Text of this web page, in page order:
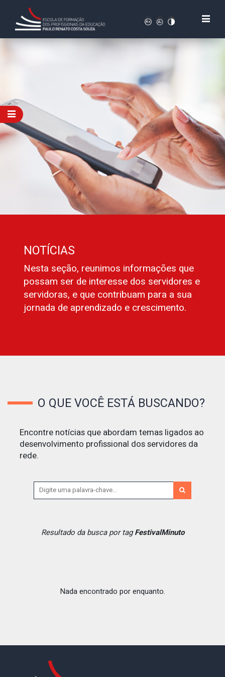
NOTÍCIAS
Nesta seção, reunimos informações que
possam ser de interesse dos servidores e
servidoras, e que contribuam para a sua
jornada de aprendizado e crescimento.
O QUE VOCÊ ESTÁ BUSCANDO?
Encontre notícias que abordam temas ligados ao
desenvolvimento profissional dos servidores da
rede.
Resultado da busca por tagFestivalMinuto
Nada encontrado por enquanto.